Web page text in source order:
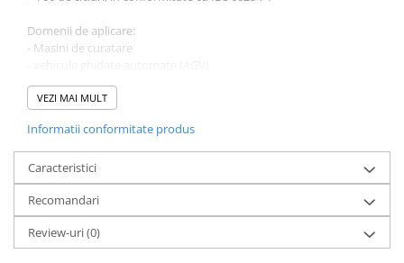
Domenii de aplicare:
- Masini de curatare
- ascensoare
- retractabile
- scaune cu rotile
- scooter
Detalii tehnice:
Sistem: baterie plumb acid (Pb)
Tensiune: 12 Volt
Capacitate: 70Ah
Energie: max. 840,00 Wh
Dimensiuni (Lxlxh): 260x171x210mm
VEZI MAI MULT
Informatii conformitate produs
Caracteristici
Recomandari
Review-uri(0)